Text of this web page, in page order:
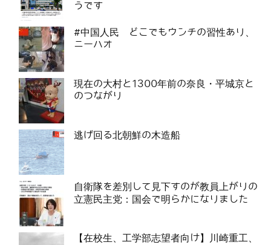
うです
#中国人民 どこでもウンチの習性あり、
ニーハオ
現在の大村と1300年前の奈良・平城京と
のつながり
逃げ回る北朝鮮の木造船
自衛隊を差別して見下すのが教員上がりの
立憲民主党：国会で明らかになりました
【在校生、工学部志望者向け】川崎重工、